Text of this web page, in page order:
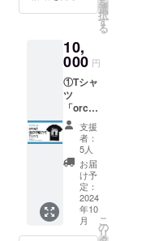
ア当
日、
パネル
にお名
前掲載
※備考
欄に掲
載可能
なニッ
クネー
ムなど
の
お名前
をご記
入くだ
さい。
選
択
す
る
10,
000 円
①Tシャ
ツ
「orca
と海の
仲間た
ち」
※スタッ
フ陣、
チーム
orcaが
選んだ
生
き物た
支援
者：
5人
お届
け予
定：
2024
年10
月
こ
の
リ